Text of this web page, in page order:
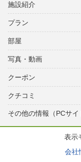
施設紹介
プラン
部屋
写真・動画
クーポン
クチコミ
その他の情報（PCサイ
表示
会社